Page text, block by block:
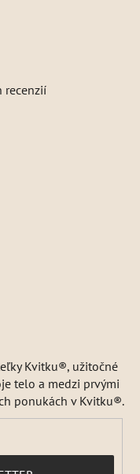
recenzií
Kvitku®, užitočné
telo a medzi prvými
ponukách v Kvitku®.